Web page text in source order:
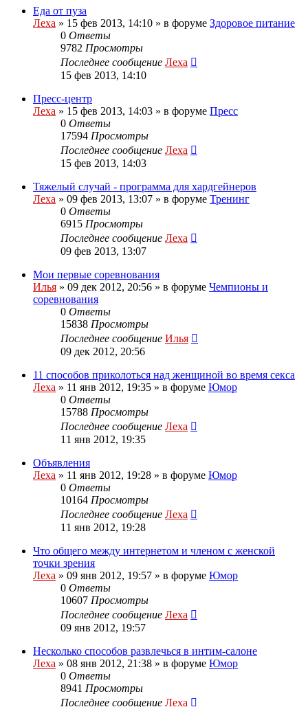
Еда от пуза
Леха » 15 фев 2013, 14:10 » в форуме Здоровое питание
0 Ответы
9782 Просмотры
Последнее сообщение Леха
15 фев 2013, 14:10
Пресс-центр
Леха » 15 фев 2013, 14:03 » в форуме Пресс
0 Ответы
17594 Просмотры
Последнее сообщение Леха
15 фев 2013, 14:03
Тяжелый случай - программа для хардгейнеров
Леха » 09 фев 2013, 13:07 » в форуме Тренинг
0 Ответы
6915 Просмотры
Последнее сообщение Леха
09 фев 2013, 13:07
Мои первые соревнования
Илья » 09 дек 2012, 20:56 » в форуме Чемпионы и
соревнования
0 Ответы
15838 Просмотры
Последнее сообщение Илья
09 дек 2012, 20:56
11 способов приколоться над женщиной во время секса
Леха » 11 янв 2012, 19:35 » в форуме Юмор
0 Ответы
15788 Просмотры
Последнее сообщение Леха
11 янв 2012, 19:35
Объявления
Леха » 11 янв 2012, 19:28 » в форуме Юмор
0 Ответы
10164 Просмотры
Последнее сообщение Леха
11 янв 2012, 19:28
Что общего между интернетом и членом с женской
точки зрения
Леха » 09 янв 2012, 19:57 » в форуме Юмор
0 Ответы
10607 Просмотры
Последнее сообщение Леха
09 янв 2012, 19:57
Несколько способов развлечься в интим-салоне
Леха » 08 янв 2012, 21:38 » в форуме Юмор
0 Ответы
8941 Просмотры
Последнее сообщение Леха